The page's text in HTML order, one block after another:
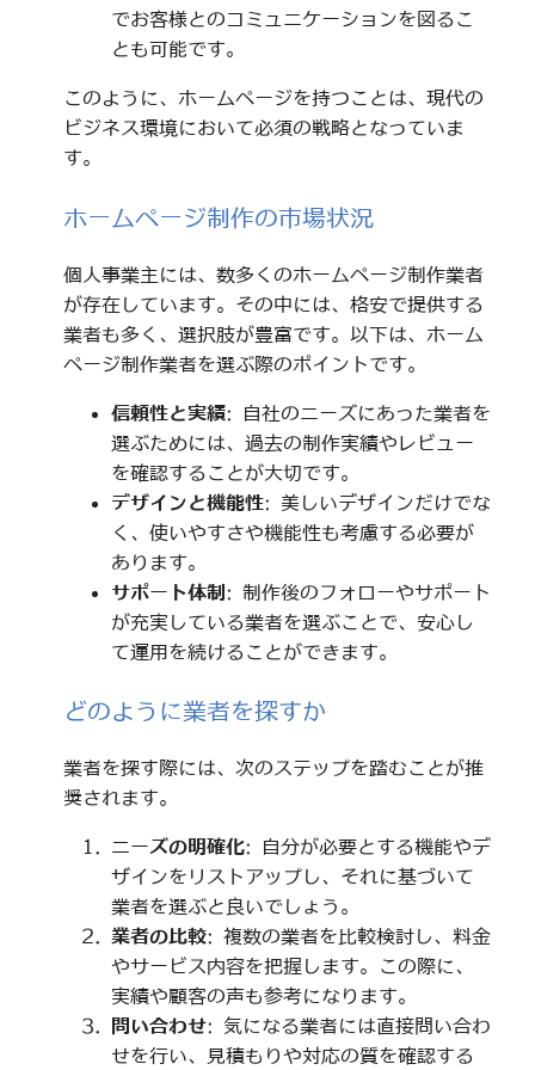
でお客様とのコミュニケーションを図るこ
とも可能です。
このように、ホームページを持つことは、現代の
ビジネス環境において必須の戦略となっていま
す。
ホームページ制作の市場状況
個人事業主には、数多くのホームページ制作業者
が存在しています。その中には、格安で提供する
業者も多く、選択肢が豊富です。以下は、ホーム
ページ制作業者を選ぶ際のポイントです。
信頼性と実績: 自社のニーズにあった業者を
選ぶためには、過去の制作実績やレビュー
を確認することが大切です。
デザインと機能性: 美しいデザインだけでな
く、使いやすさや機能性も考慮する必要が
あります。
サポート体制 : 制作後のフォローやサポート
が充実している業者を選ぶことで、安心し
て運用を続けることができます。
どのように業者を探すか
業者を探す際には、次のステップを踏むことが推
奨されます。
ニーズの明確化: 自分が必要とする機能やデ
ザインをリストアップし、それに基づいて
業者を選ぶと良いでしょう。
業者の比較: 複数の業者を比較検討し、料金
やサービス内容を把握します。この際に、
実績や顧客の声も参考になります。
問い合わせ: 気になる業者には直接問い合わ
せを行い、見積もりや対応の質を確認する